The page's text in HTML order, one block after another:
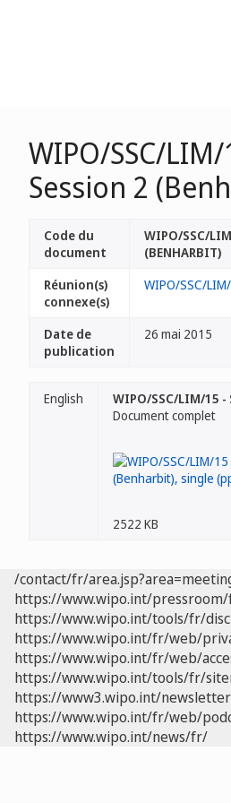
WIPO/SSC/LIM/
Session 2
Code du
document
WIPO/SSC/
(BENHARBIT)
Réunion(s)
connexe(s)
WIPO/SSC/
Date de
publication
26 mai 2015
English
WIPO/SSC/LIM/15
Document complet
2522 KB
/contact/fr/
https://www.wipo.int/
https://www.wipo.int/tools/fr/
https://www.wipo.int/fr/web/
https://www.wipo.int/fr/web/
https://www.wipo.int/tools/fr/
https://www3.wipo.int/
https://www.wipo.int/fr/web/
https://www.wipo.int/news/fr/